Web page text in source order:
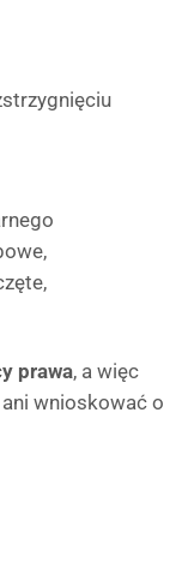
prawa, a więc
wnioskować o